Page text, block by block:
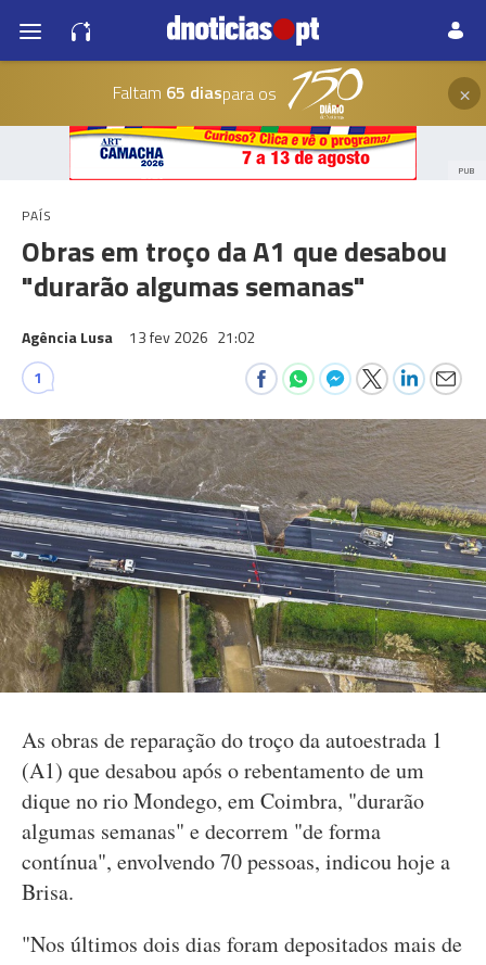
Faltam 65 diaspara os ×
PUB
PAÍS
Obras em troço da A1 que desabou
"durarão algumas semanas"
Agência Lusa 13 fev 2026 21:02
1
As obras de reparação do troço da autoestrada 1
(A1) que desabou após o rebentamento de um
dique no rio Mondego, em Coimbra, "durarão
algumas semanas" e decorrem "de forma
contínua", envolvendo 70 pessoas, indicou hoje a
Brisa.
"Nos últimos dois dias foram depositados mais de